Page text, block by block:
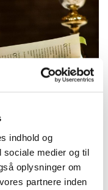
indhold og
sociale medier og til
oplysninger om
partnere inden
© null
10:30 -